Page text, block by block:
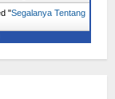
"Segalanya Tentang